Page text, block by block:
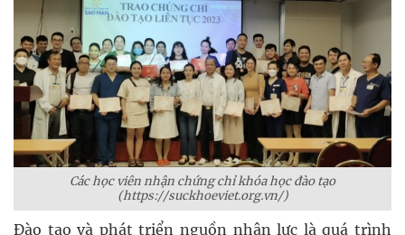
Các học viên nhận chứng chỉ khóa học đào tạo
(https://suckhoeviet.org.vn/)
Đào tạo và phát triển nguồn nhân lực là quá trình